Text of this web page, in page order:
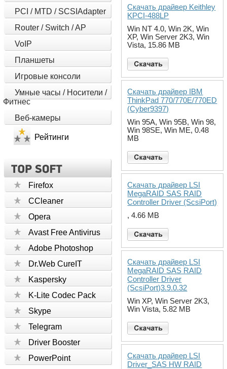
PCI / MTD / SCSIAdapter
Router / Switch / AP
VoIP
Планшеты
Игровые консоли
Умные часы / Носители /
Фитнес
Веб-камеры
Рейтинги
Firefox
CCleaner
Opera
Avast Free Antivirus
Adobe Photoshop
Dr.Web CureIT
Kaspersky
K-Lite Codec Pack
Skype
Telegram
Driver Booster
PowerPoint
Скачать драйвер Keithley
KPCI-488LP
Win NT 4.0, Win 2K, Win
XP, Win Server 2K3, Win
Vista, 15.86 MB
Скачать драйвер IBM
ThinkPad 770/770E/770ED
(Cyber9397)
Win 95A, Win 95B, Win 98,
Win 98SE, Win ME, 0.48
MB
Скачать драйвер LSI
MegaRAID SAS RAID
Controller Driver (ScsiPort)
, 4.66 MB
Скачать драйвер LSI
MegaRAID SAS RAID
Controller Driver
(ScsiPort)3.9.0.32
Win XP, Win Server 2K3,
Win Vista, 5.82 MB
Скачать драйвер LSI
Driver_SAS HW RAID